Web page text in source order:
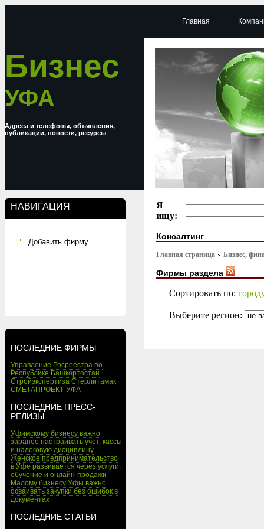
Бизнес
УФА
Адреса и телефоны, объявления,
публикации, новости, ресурсы
НАВИГАЦИЯ
Добавить фирму
ПОСЛЕДНИЕ ФИРМЫ
Управление Росреестра по
Республике Башкортостан
Стройэкспертиза Стерлитамак
СМЕТАПРОЕКТ-УФА
ПОСЛЕДНИЕ ПРЕСС-
РЕЛИЗЫ
Уфимскому бизнесу важно
заранее настраивать учет, кассы
и налоговую дисциплину
Женское предпринимательство
в Уфе развивается через услуги,
обучение и онлайн-продажи
Малому бизнесу Уфы важно
осваивать закупки без ошибок в
документах
ПОСЛЕДНИЕ СТАТЬИ
Главная
Я
ищу:
Консалтинг
Главная страница Бизнес,
Фирмы раздела
Сортировать по:
Выберите регион: